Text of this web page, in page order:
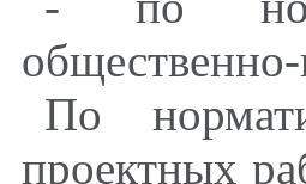
По
проектных